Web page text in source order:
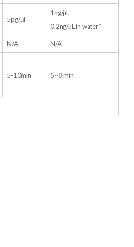
5pg/μl
1ng/µL
0.2ng/µL in water*
N/A N/A
5-10min 5~8 min